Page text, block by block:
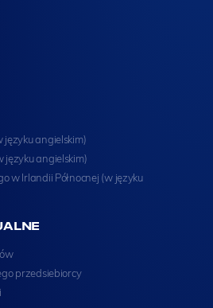
angielskim)
języku angielskim)
w Irlandii Północnej (w języku
przedsiebiorcy